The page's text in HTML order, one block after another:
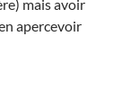
mais avoir
apercevoir